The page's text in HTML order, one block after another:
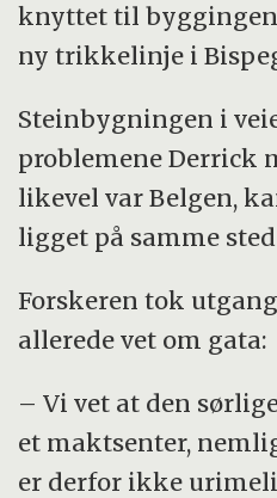
knyttet til byggingen
ny trikkelinje i
Steinbygningen i
problemene Derrick
likevel var Belgen,
ligget på samme
Forskeren tok
allerede vet om gata:
– Vi vet at den
et maktsenter,
er derfor ikke